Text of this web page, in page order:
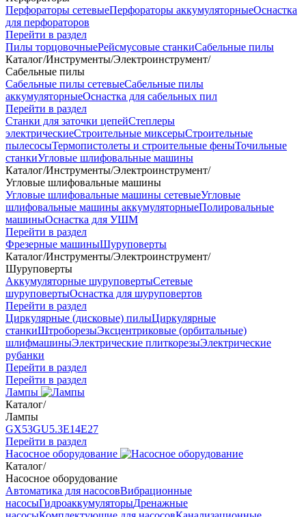
Перфораторы сетевыеПерфораторы аккумуляторныеОснастка
для перфораторов
Перейти в раздел
Пилы торцовочныеРейсмусовые станкиСабельные пилы
Каталог/Инструменты/Электроинструмент/
Сабельные пилы
Сабельные пилы сетевыеСабельные пилы
аккумуляторныеОснастка для сабельных пил
Перейти в раздел
Станки для заточки цепейСтеплеры
электрическиеСтроительные миксерыСтроительные
пылесосыТермопистолеты и строительные феныТочильные
станкиУгловые шлифовальные машины
Каталог/Инструменты/Электроинструмент/
Угловые шлифовальные машины
Угловые шлифовальные машины сетевыеУгловые
шлифовальные машины аккумуляторныеПолировальные
машиныОснастка для УШМ
Перейти в раздел
Фрезерные машиныШуруповерты
Каталог/Инструменты/Электроинструмент/
Шуруповерты
Аккумуляторные шуруповертыСетевые
шуруповертыОснастка для шуруповертов
Перейти в раздел
Циркулярные (дисковые) пилыЦиркулярные
станкиШтроборезыЭксцентриковые (орбитальные)
шлифмашиныЭлектрические плиткорезыЭлектрические
рубанки
Перейти в раздел
Перейти в раздел
Лампы
Каталог/
Лампы
GX53GU5.3Е14Е27
Перейти в раздел
Насосное оборудование
Каталог/
Насосное оборудование
Автоматика для насосовВибрационные
насосыГидроаккумуляторыДренажные